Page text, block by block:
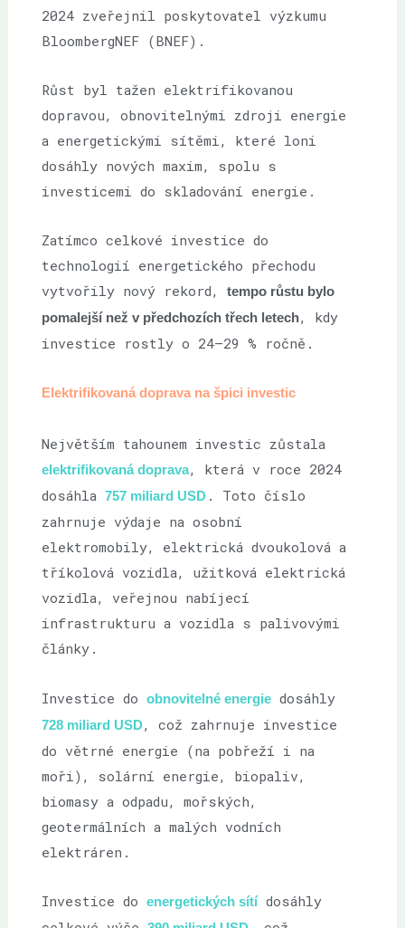
2024 zveřejnil poskytovatel výzkumu
BloombergNEF (BNEF).
Růst byl tažen elektrifikovanou
dopravou, obnovitelnými zdroji energie
a energetickými sítěmi, které loni
dosáhly nových maxim, spolu s
investicemi do skladování energie.
Zatímco celkové investice do
technologií energetického přechodu
vytvořily nový rekord,tempo růstu bylo
pomalejší než v předchozích třech letech, kdy
investice rostly o 24–29 % ročně.
Elektrifikovaná doprava na špici investic
Největším tahounem investic zůstala
elektrifikovaná doprava, která v roce 2024
dosáhla757 miliard USD . Toto číslo
zahrnuje výdaje na osobní
elektromobily, elektrická dvoukolová a
tříkolová vozidla, užitková elektrická
vozidla, veřejnou nabíjecí
infrastrukturu a vozidla s palivovými
články.
Investice doobnovitelné energie dosáhly
728 miliard USD, což zahrnuje investice
do větrné energie (na pobřeží i na
moři), solární energie, biopaliv,
biomasy a odpadu, mořských,
geotermálních a malých vodních
elektráren.
Investice doenergetických sítídosáhly